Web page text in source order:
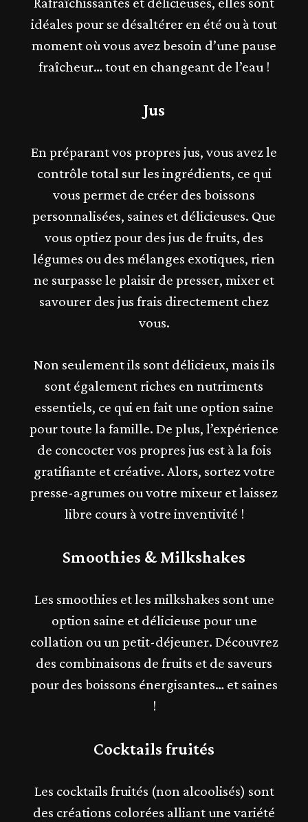
idéales pour se désaltérer en été ou à tout
moment où vous avez besoin d’une pause
fraîcheur… tout en changeant de l’eau !
Jus
En préparant vos propres jus, vous avez le
contrôle total sur les ingrédients, ce qui
vous permet de créer des boissons
personnalisées, saines et délicieuses. Que
vous optiez pour des jus de fruits, des
légumes ou des mélanges exotiques, rien
ne surpasse le plaisir de presser, mixer et
savourer des jus frais directement chez
vous.
Non seulement ils sont délicieux, mais ils
sont également riches en nutriments
essentiels, ce qui en fait une option saine
pour toute la famille. De plus, l’expérience
de concocter vos propres jus est à la fois
gratifiante et créative. Alors, sortez votre
presse-agrumes ou votre mixeur et laissez
libre cours à votre inventivité !
Smoothies & Milkshakes
Les smoothies et les milkshakes sont une
option saine et délicieuse pour une
collation ou un petit-déjeuner. Découvrez
des combinaisons de fruits et de saveurs
pour des boissons énergisantes… et saines
!
Cocktails fruités
Les cocktails fruités (non alcoolisés) sont
des créations colorées alliant une variété